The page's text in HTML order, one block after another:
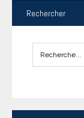
Rechercher